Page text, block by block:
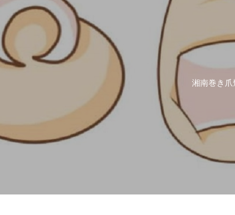
湘南巻き